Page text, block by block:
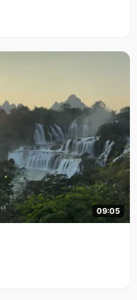
09:05